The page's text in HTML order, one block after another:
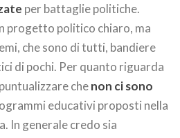
per battaglie politiche.
progetto politico chiaro, ma
che sono di tutti, bandiere
di pochi. Per quanto riguarda
chenon ci sono
educativi proposti nella
In generale credo sia